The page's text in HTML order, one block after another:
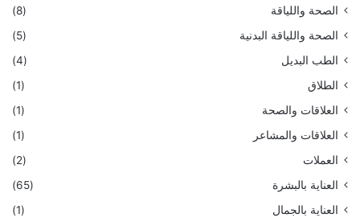
الصحة واللياقة
(8)
الصحة واللياقة البدنية
(5)
الطب البديل
(4)
الطلاق
(1)
العلاقات والصحة
(1)
العلاقات والمشاعر
(1)
العملات
(2)
العناية بالبشرة
(65)
العناية بالجمال
(1)